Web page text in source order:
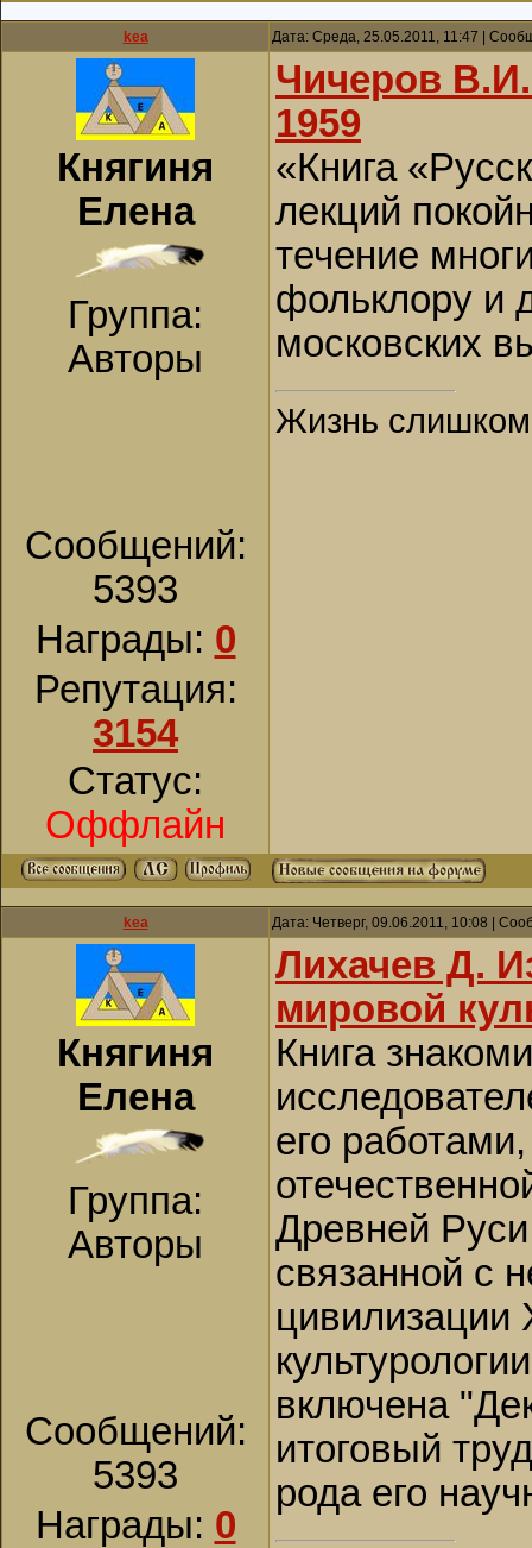
kea Дата: Среда, 25.05.2011, 11:47 |
Княгиня
Елена
Группа:
Авторы
Сообщений:
5393
Награды: 0
Репутация:
3154
Статус:
Оффлайн
Чичеров В.И.
1959
«Книга
лекций
течение
фольклору и
московских
Жизнь слишком
kea Дата: Четверг, 09.06.2011, 10:08 |
Княгиня
Елена
Группа:
Авторы
Сообщений:
5393
Награды: 0
Лихачев Д.
мировой
Книга
его
Древней
связанной с
цивилизации
включена
итоговый
рода его